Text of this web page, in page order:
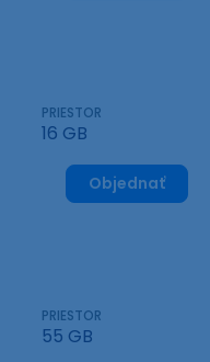
PRIESTOR
16 GB
Objednať
PRIESTOR
55 GB